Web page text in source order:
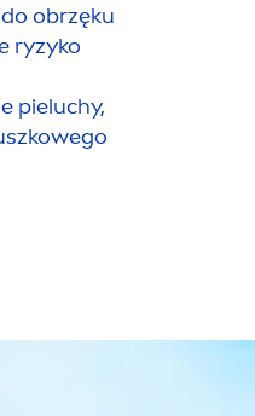
obrzęku
ryzyko
pieluchy,